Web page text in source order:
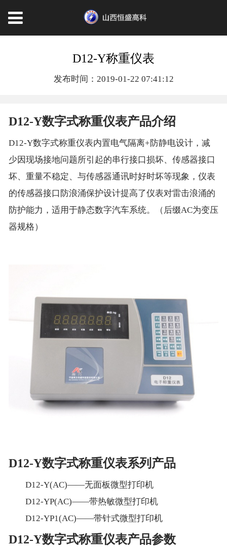
D12-Y称重仪表
发布时间：2019-01-22 07:41:12
D12-Y数字式称重仪表产品介绍
D12-Y数字式称重仪表内置电气隔离+防静电设计，减
少因现场接地问题所引起的串行接口损坏、传感器接口
坏、重量不稳定、与传感器通讯时好时坏等现象，仪表
的传感器接口防浪涌保护设计提高了仪表对雷击浪涌的
防护能力，适用于静态数字汽车系统。（后缀AC为变压
器规格）
D12-Y数字式称重仪表系列产品
D12-Y(AC)——无面板微型打印机
D12-YP(AC)——带热敏微型打印机
D12-YP1(AC)——带针式微型打印机
D12-Y数字式称重仪表产品参数